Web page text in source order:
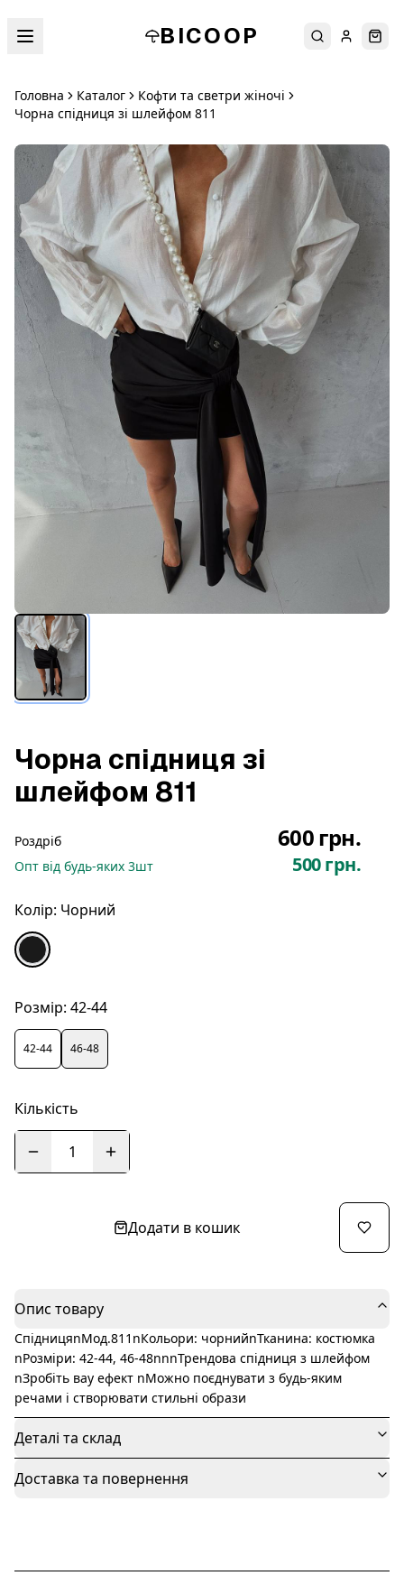
BICOOP ПошукУвійти
Головна Каталог
Кофти та светри жіночі
Чорна спідниця зі шлейфом 811
Чорна спідниця зі
шлейфом 811
Роздріб 600 грн.
Опт від будь-яких 3шт 500 грн.
Колір: Чорний
Розмір: 42-44
42-44 46-48
Кількість
1
Додати в кошик
Опис товару
СпідницяnМод.811nКольори: чорнийnТканина: костюмка
nРозміри: 42-44, 46-48nnnТрендова спідниця з шлейфом
nЗробіть вау ефект nМожно поєднувати з будь-яким
речами і створювати стильні образи
Деталі та склад
Доставка та повернення